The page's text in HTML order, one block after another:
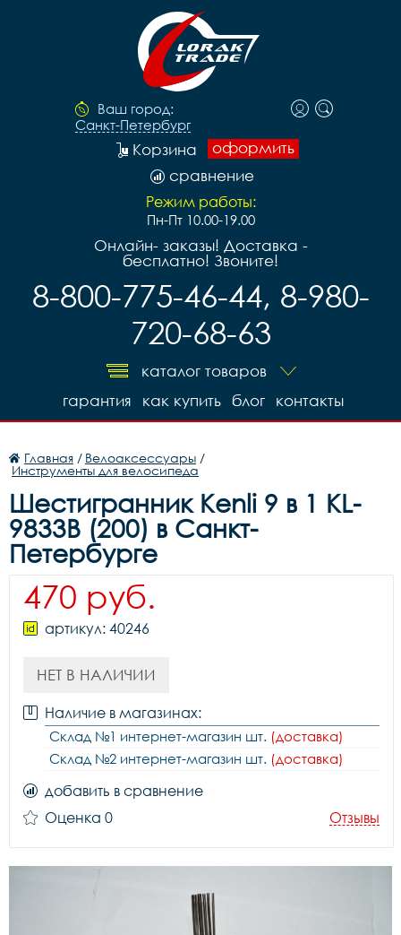
Ваш город:
Санкт-Петербург
оформить
Корзина
сравнение
Режим работы:
Пн-Пт 10.00-19.00
Онлайн- заказы! Доставка -
бесплатно! Звоните!
8-800-775-46-44, 8-980-
720-68-63
каталог товаров
контакты
блог
как купить
гарантия
Главная / Велоаксессуары /
Инструменты для велосипеда
Шестигранник Kenli 9 в 1 KL-
9833B (200) в Санкт-
Петербурге
470 руб.
артикул: 40246
НЕТ В НАЛИЧИИ
Наличие в магазинах:
Склад №1 интернет-магазин шт. (доставка)
Склад №2 интернет-магазин шт. (доставка)
добавить в сравнение
Оценка 0
Отзывы